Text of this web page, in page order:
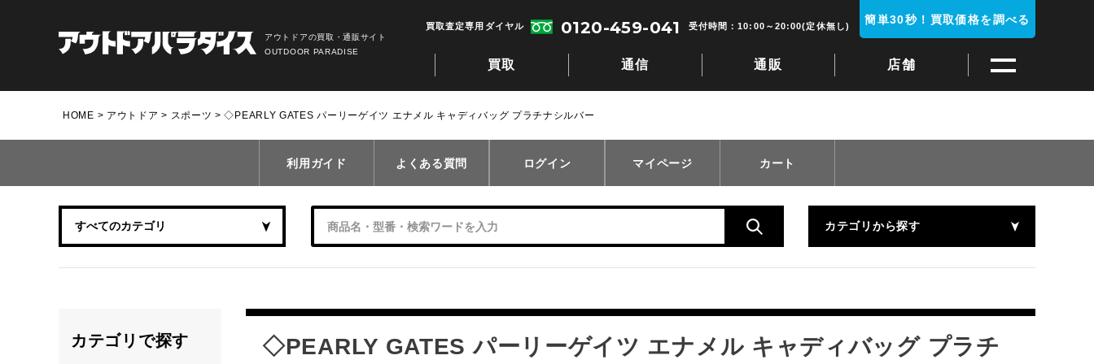
アウトドアの買取・通販サイト
OUTDOOR PARADISE
買取 通信 通販 店舗
買取査定専用ダイヤル 0120-459-041 受付時間：10:00～20:00(定休無し) 簡単30秒！買取価格を調べる
HOME アウトドア スポーツ ◇PEARLY GATES パーリーゲイツ エナメル キャディバッグ プラチナシルバー
利用ガイド よくある質問 ログイン マイページ カート
カテゴリから探す
◇PEARLY GATES パーリーゲイツ エナメル キャディバッグ プラチ
カテゴリで探す